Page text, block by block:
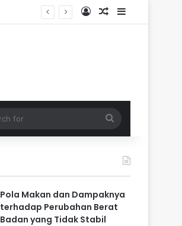
Log InRandom Article
Sidebar
for
Pola Makan dan Dampaknya
terhadap Perubahan Berat
Badan yang Tidak Stabil